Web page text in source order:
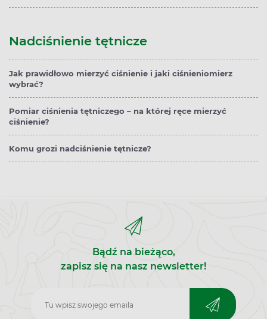
Nadciśnienie tętnicze
Jak prawidłowo mierzyć ciśnienie i jaki ciśnieniomierz
wybrać?
Pomiar ciśnienia tętniczego – na której ręce mierzyć
ciśnienie?
Komu grozi nadciśnienie tętnicze?
Bądź na bieżąco,
zapisz się na nasz newsletter!
Zapisz